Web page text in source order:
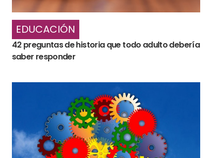
EDUCACIÓN
42 preguntas de historia que todo adulto debería
saber responder